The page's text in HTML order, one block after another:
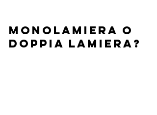
monolamiera o
doppia lamiera?